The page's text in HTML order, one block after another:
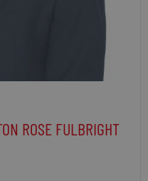
ROSE FULBRIGHT